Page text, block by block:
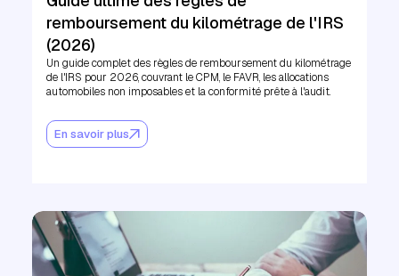
remboursement du kilométrage de l'IRS
(2026)
Un guide complet des règles de remboursement du kilométrage
de l'IRS pour 2026, couvrant le CPM, le FAVR, les allocations
automobiles non imposables et la conformité prête à l'audit.
En savoir plus